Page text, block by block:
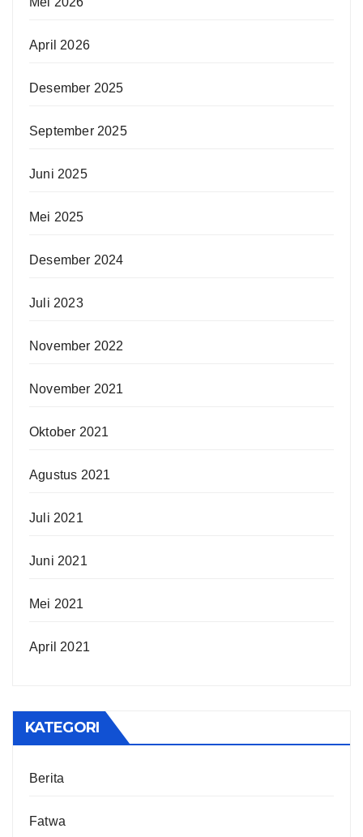
April 2026
Desember 2025
September 2025
Juni 2025
Mei 2025
Desember 2024
Juli 2023
November 2022
November 2021
Oktober 2021
Agustus 2021
Juli 2021
Juni 2021
Mei 2021
April 2021
KATEGORI
Berita
Fatwa